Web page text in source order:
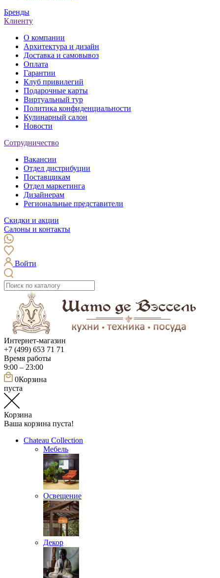
Бренды
Клиенту
О компании
Архитектура и дизайн
Доставка и самовывоз
Оплата
Гарантии
Клуб привилегий
Подарочные карты
Виртуальный тур
Политика конфиденциальности
Кулинарный салон
Новости
Сотрудничество
Вакансии
Отдел дистрибуции
Поставщикам
Отдел маркетинга
Дизайнерам
Региональные представители
Скидки и акции
Салоны и контакты
Войти
Интернет-магазин
+7 (499) 653 71 71
Время работы
9:00 – 23:00
0Корзина
пуста
Корзина
Ваша корзина пуста!
Chateau Collection
Мебель
Освещение
Декор